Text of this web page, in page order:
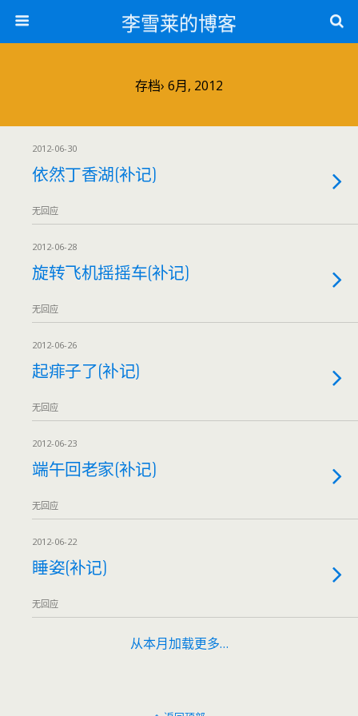
李雪莱的博客
存档› 6月, 2012
2012-06-30
依然丁香湖(补记)
无回应
2012-06-28
旋转飞机摇摇车(补记)
无回应
2012-06-26
起痱子了(补记)
无回应
2012-06-23
端午回老家(补记)
无回应
2012-06-22
睡姿(补记)
无回应
从本月加载更多…